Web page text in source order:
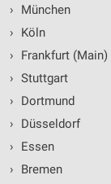
›
München
›
Köln
›
Frankfurt (Main)
› Stuttgart
›
Dortmund
›
Düsseldorf
›
Essen
›
Bremen